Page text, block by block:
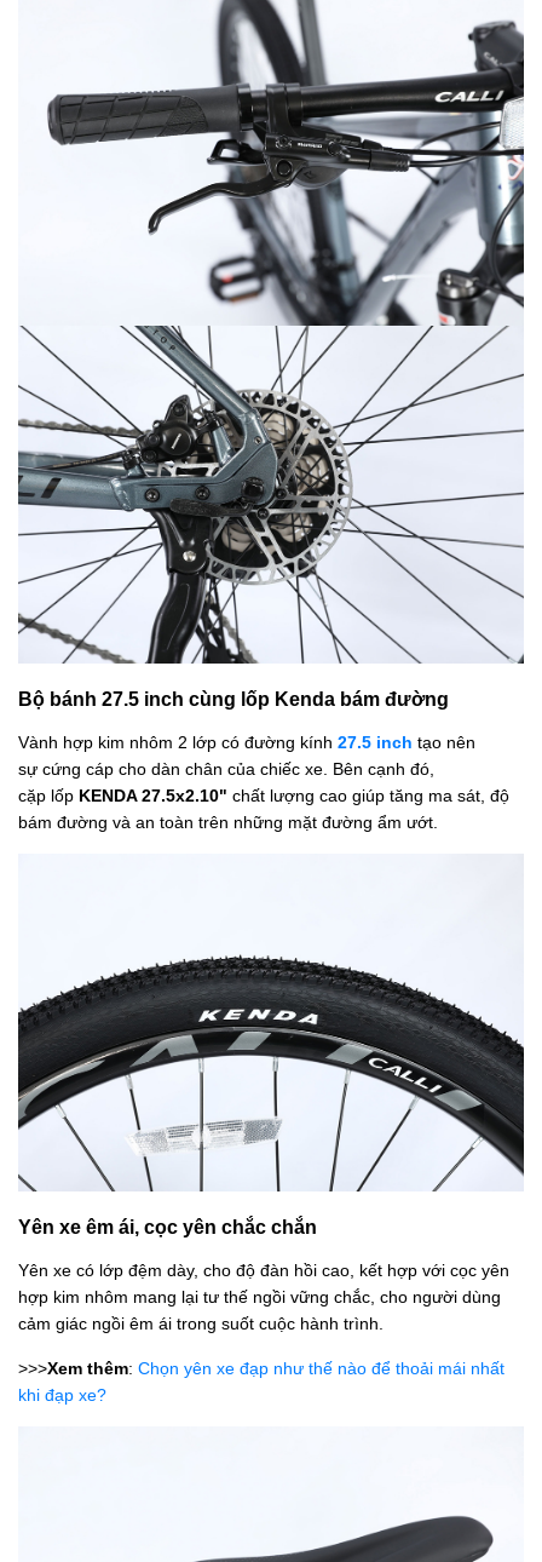
Bộ bánh 27.5 inch cùng lốp Kenda bám đường
Vành hợp kim nhôm 2 lớp có đường kính 27.5 inch tạo nên
sự cứng cáp cho dàn chân của chiếc xe. Bên cạnh đó,
cặp lốp KENDA 27.5x2.10" chất lượng cao giúp tăng ma sát, độ
bám đường và an toàn trên những mặt đường ẩm ướt.
Yên xe êm ái, cọc yên chắc chắn
Yên xe có lớp đệm dày, cho độ đàn hồi cao, kết hợp với cọc yên
hợp kim nhôm mang lại tư thế ngồi vững chắc, cho người dùng
cảm giác ngồi êm ái trong suốt cuộc hành trình.
>>>Xem thêm: Chọn yên xe đạp như thế nào để thoải mái nhất
khi đạp xe?